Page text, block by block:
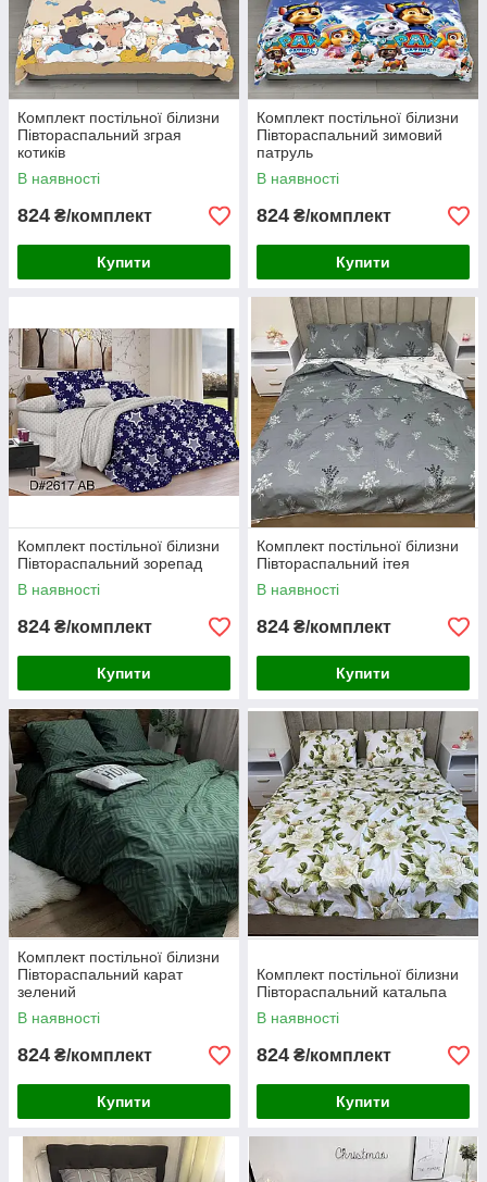
Комплект постільної білизни
Півтораспальний зграя
котиків
В наявності
824 ₴/комплект
Купити
Комплект постільної білизни
Півтораспальний зимовий
патруль
В наявності
824 ₴/комплект
Купити
Комплект постільної білизни
Півтораспальний зорепад
В наявності
824 ₴/комплект
Купити
Комплект постільної білизни
Півтораспальний ітея
В наявності
824 ₴/комплект
Купити
Комплект постільної білизни
Півтораспальний карат
зелений
В наявності
824 ₴/комплект
Купити
Комплект постільної білизни
Півтораспальний катальпа
В наявності
824 ₴/комплект
Купити